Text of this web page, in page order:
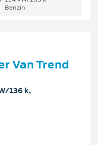
Benzín
Van Trend
136 k,